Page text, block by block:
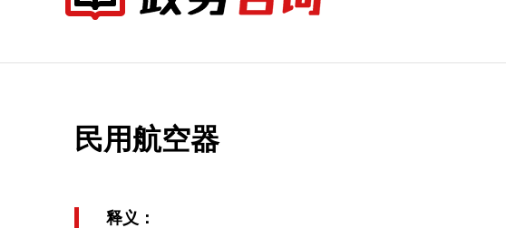
民用航空器
释义：